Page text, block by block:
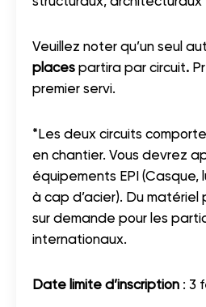
Veuillez noter qu’un seul
places partira par circuit.
premier servi.
*Les deux circuits
en chantier. Vous devrez
équipements EPI
à cap d’acier). Du
sur demande pour les
internationaux.
Date limite d’inscription : 3